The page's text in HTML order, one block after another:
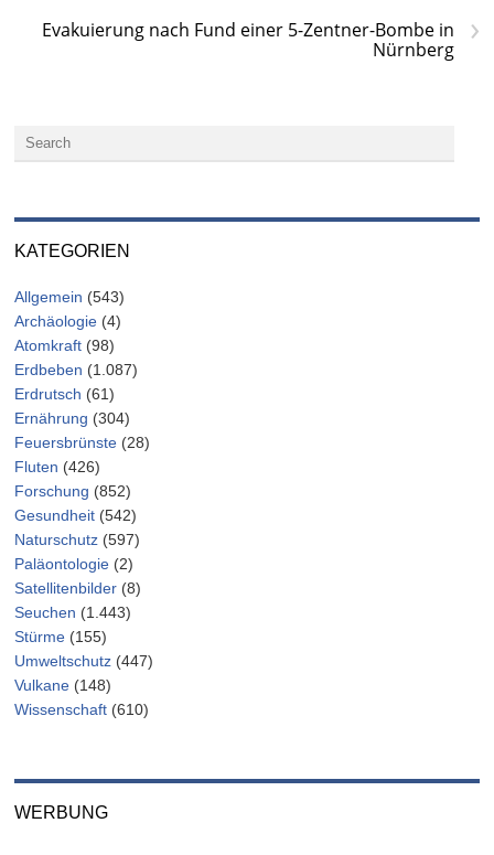
›
Evakuierung nach Fund einer 5-Zentner-Bombe in
Nürnberg
KATEGORIEN
Allgemein (543)
Archäologie (4)
Atomkraft (98)
Erdbeben (1.087)
Erdrutsch (61)
Ernährung (304)
Feuersbrünste (28)
Fluten (426)
Forschung (852)
Gesundheit (542)
Naturschutz (597)
Paläontologie (2)
Satellitenbilder (8)
Seuchen (1.443)
Stürme (155)
Umweltschutz (447)
Vulkane (148)
Wissenschaft (610)
WERBUNG